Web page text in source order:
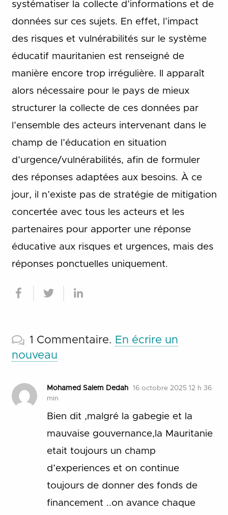
systématiser la collecte d’informations et de
données sur ces sujets. En effet, l’impact
des risques et vulnérabilités sur le système
éducatif mauritanien est renseigné de
manière encore trop irrégulière. Il apparaît
alors nécessaire pour le pays de mieux
structurer la collecte de ces données par
l’ensemble des acteurs intervenant dans le
champ de l’éducation en situation
d’urgence/vulnérabilités, afin de formuler
des réponses adaptées aux besoins. À ce
jour, il n’existe pas de stratégie de mitigation
concertée avec tous les acteurs et les
partenaires pour apporter une réponse
éducative aux risques et urgences, mais des
réponses ponctuelles uniquement.
1 Commentaire. En écrire un
nouveau
Mohamed Salem Dedah
16 octobre 2025 12 h 36
min
Bien dit ,malgré la gabegie et la
mauvaise gouvernance,la Mauritanie
etait toujours un champ
d’experiences et on continue
toujours de donner des fonds de
financement ..on avance chaque